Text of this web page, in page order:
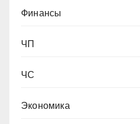
Финансы
ЧП
ЧС
Экономика